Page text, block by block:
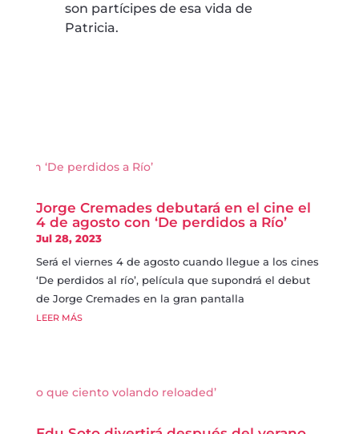
son partícipes de esa vida de
Patricia.
Jorge Cremades debutará en el cine el
4 de agosto con ‘De perdidos a Río’
Jul 28, 2023
Será el viernes 4 de agosto cuando llegue a los cines
‘De perdidos al río’, película que supondrá el debut
de Jorge Cremades en la gran pantalla
LEER MÁS